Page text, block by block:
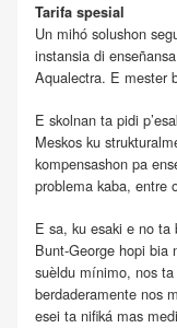
Tarifa spesial
Un mihó solushon
instansia di
Aqualectra. E mester
E skolnan ta pidi
Meskos ku
kompensashon pa
problema kaba, entre
E sa, ku esaki e no ta
Bunt-George hopi bia
suèldu mínimo, nos
berdaderamente nos
esei ta nifiká mas